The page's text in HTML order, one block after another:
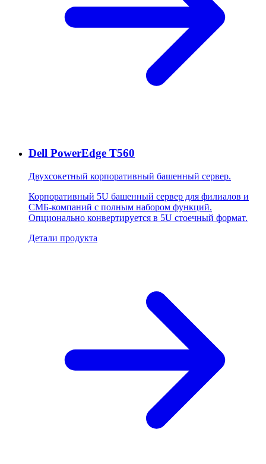
Dell PowerEdge T560
Двухсокетный корпоративный башенный сервер.
Корпоративный 5U башенный сервер для филиалов и
СМБ-компаний с полным набором функций.
Опционально конвертируется в 5U стоечный формат.
Детали продукта